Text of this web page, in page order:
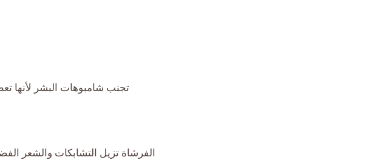
تجنب شامبوهات البشر لأنها
الفرشاة تزيل التشابكات والشعر